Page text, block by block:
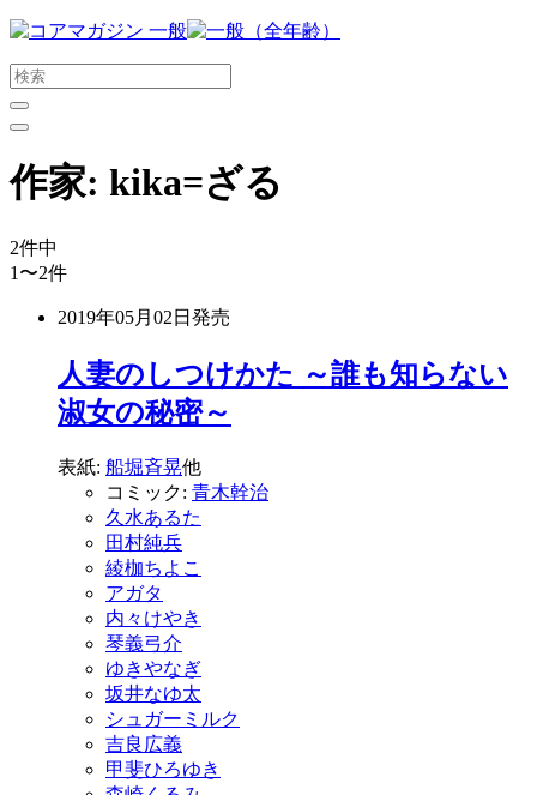
メ
ン
コ
ン
ン
ツ
ス
キ
作家: kika=ざる
2件中
1〜2件
2019年05月02日 発売
人妻のしつけかた ～誰も知らない
淑女の秘密～
表紙: 船堀斉晃他
コミック: 青木幹治
久水あるた
田村純兵
綾枷ちよこ
アガタ
内々けやき
琴義弓介
ゆきやなぎ
坂井なゆ太
シュガーミルク
吉良広義
甲斐ひろゆき